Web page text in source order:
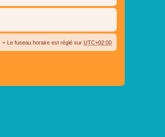
Le fuseau horaire est réglé sur UTC+02:00